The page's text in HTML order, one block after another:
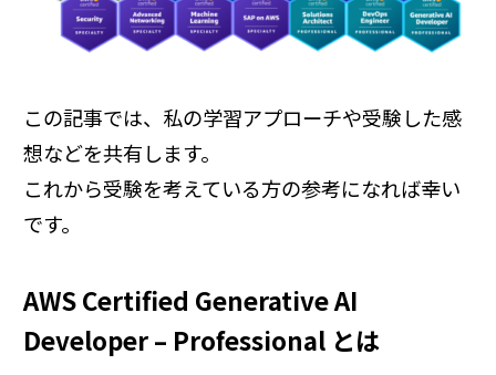
この記事では、私の学習アプローチや受験した感
想などを共有します。
これから受験を考えている方の参考になれば幸い
です。
AWS Certified Generative AI
Developer – Professional とは